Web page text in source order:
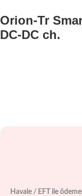
Orion-Tr
DC-DC ch.
Havale / EFT ile